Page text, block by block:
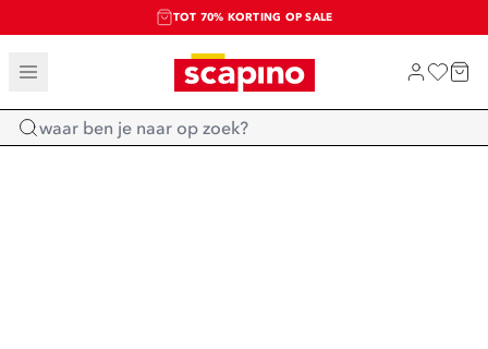
TOT 70% KORTING OP SALE
SALE: LAATSTE KANS!
SHOP NIEUW
Home